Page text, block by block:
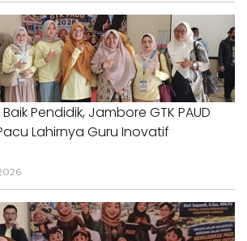
Pendidik, Jambore GTK PAUD
Lahirnya Guru Inovatif